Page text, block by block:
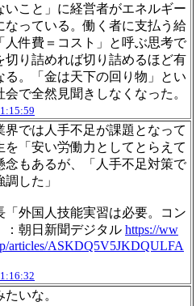
いこと」に経営者がエネルギー
なっている。働く者に支払う給
人件費＝コスト」と呼ぶ思考で
切り詰めれば切り詰めるほど有
る。「金は天下の回り物」とい
会で全然見聞きしなくなった。
界では人手不足が課題となって
を「安い労働力としてとらえて
念もあるが、「人手不足対策で
した」
「外国人技能実習は必要。コン
：朝日新聞デジタル https://ww
articles/ASKDQ5V5JKDQULFA
いな。